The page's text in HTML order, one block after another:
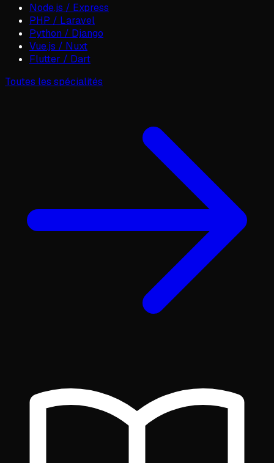
Node.js / Express
PHP / Laravel
Python / Django
Vue.js / Nuxt
Flutter / Dart
Toutes les spécialités